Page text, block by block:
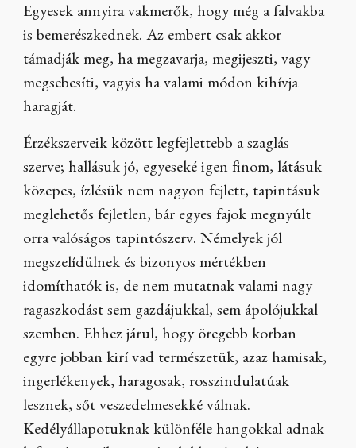
Egyesek annyira vakmerők, hogy még a falvakba
is bemerészkednek. Az embert csak akkor
támadják meg, ha megzavarja, megijeszti, vagy
megsebesíti, vagyis ha valami módon kihívja
haragját.
Érzékszerveik között legfejlettebb a szaglás
szerve; hallásuk jó, egyeseké igen finom, látásuk
közepes, ízlésük nem nagyon fejlett, tapintásuk
meglehetős fejletlen, bár egyes fajok megnyúlt
orra valóságos tapintószerv. Némelyek jól
megszelídülnek és bizonyos mértékben
idomíthatók is, de nem mutatnak valami nagy
ragaszkodást sem gazdájukkal, sem ápolójukkal
szemben. Ehhez járul, hogy öregebb korban
egyre jobban kirí vad természetük, azaz hamisak,
ingerlékenyek, haragosak, rosszindulatúak
lesznek, sőt veszedelmesekké válnak.
Kedélyállapotuknak különféle hangokkal adnak